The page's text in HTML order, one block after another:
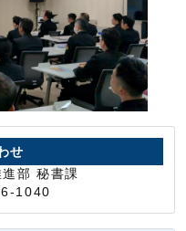
せ
部 秘書課
1040